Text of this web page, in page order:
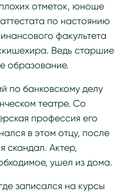
отметок, юноше
по настоянию
факультета
Ведь старшие
образование.
по банковскому делу
театре. Со
профессия его
в этом отцу, после
скандал. Актер,
ушел из дома.
записался на курсы